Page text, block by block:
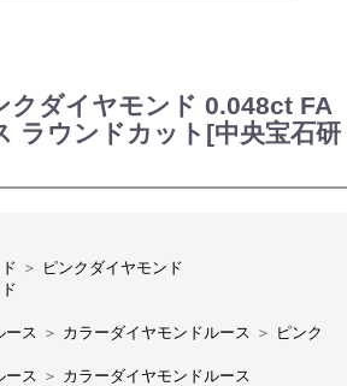
クダイヤモンド 0.048ct FA
ラウンドカット[中央宝石研
＞ ピンクダイヤモンド
ース ＞ カラーダイヤモンドルース ＞ ピンク
ース ＞ カラーダイヤモンドルース